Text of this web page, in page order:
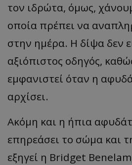
τον ιδρώτα, όμως,
οποία πρέπει να
στην ημέρα. Η δίψα δεν
αξιόπιστος οδηγός,
εμφανιστεί όταν η
αρχίσει.
Ακόμη και η ήπια
επηρεάσει το σώμα και
εξηγεί η Bridget